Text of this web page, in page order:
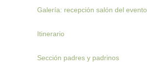
Galería: recepción salón del evento
Itinerario
Sección padres y padrinos